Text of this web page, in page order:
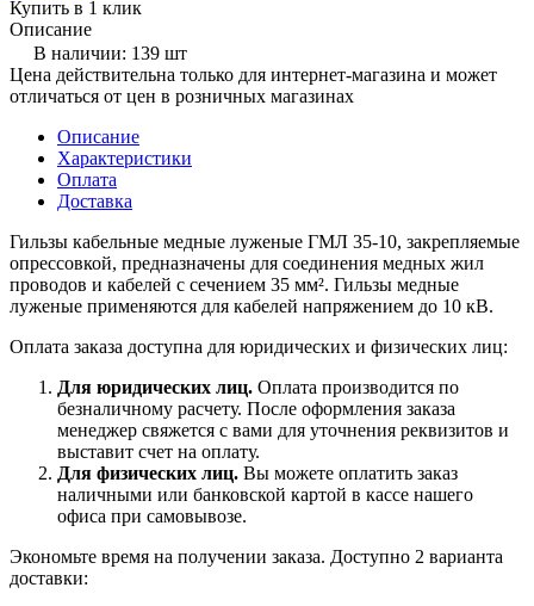
Купить в 1 клик
Описание
В наличии: 139 шт
Цена действительна только для интернет-магазина и может
отличаться от цен в розничных магазинах
Описание
Характеристики
Оплата
Доставка
Гильзы кабельные медные луженые ГМЛ 35-10, закрепляемые
опрессовкой, предназначены для соединения медных жил
проводов и кабелей с сечением 35 мм². Гильзы медные
луженые применяются для кабелей напряжением до 10 кВ.
Оплата заказа доступна для юридических и физических лиц:
Для юридических лиц. Оплата производится по
безналичному расчету. После оформления заказа
менеджер свяжется с вами для уточнения реквизитов и
выставит счет на оплату.
Для физических лиц. Вы можете оплатить заказ
наличными или банковской картой в кассе нашего
офиса при самовывозе.
Экономьте время на получении заказа. Доступно 2 варианта
доставки: